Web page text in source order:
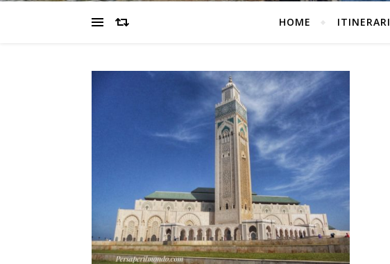
HOME ITINERARI